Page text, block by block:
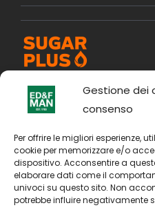
Gestione dei
consenso
Per offrire le migliori esperienze,
cookie per memorizzare e/o
dispositivo. Acconsentire a
elaborare dati come il
univoci su questo sito. Non
potrebbe influire negativamente